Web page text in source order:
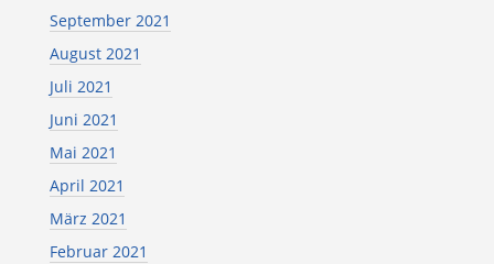
September 2021
August 2021
Juli 2021
Juni 2021
Mai 2021
April 2021
März 2021
Februar 2021